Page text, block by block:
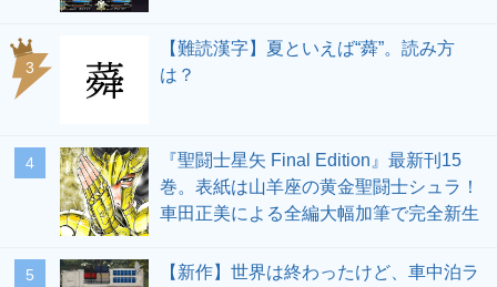
3
【難読漢字】夏といえば“蕣”。読み方
は？
4
『聖闘士星矢 Final Edition』最新刊15
巻。表紙は山羊座の黄金聖闘士シュラ！
車田正美による全編大幅加筆で完全新生
5
【新作】世界は終わったけど、車中泊ラ